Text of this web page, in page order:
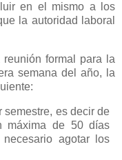
en el mismo a los
la autoridad laboral
formal para la
semana del año, la
semestre, es decir de
máxima de 50 días
agotar los